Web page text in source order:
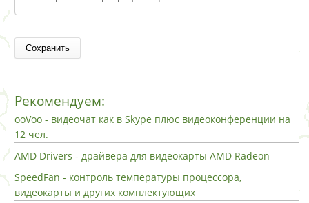
Рекомендуем:
ooVoo - видеочат как в Skype плюс видеоконференции на
12 чел.
AMD Drivers - драйвера для видеокарты AMD Radeon
SpeedFan - контроль температуры процессора,
видеокарты и других комплектующих